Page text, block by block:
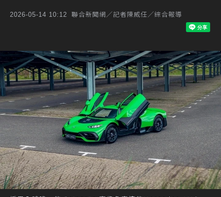
2026-05-14 10:12 聯合新聞網／記者陳威任／綜合報導